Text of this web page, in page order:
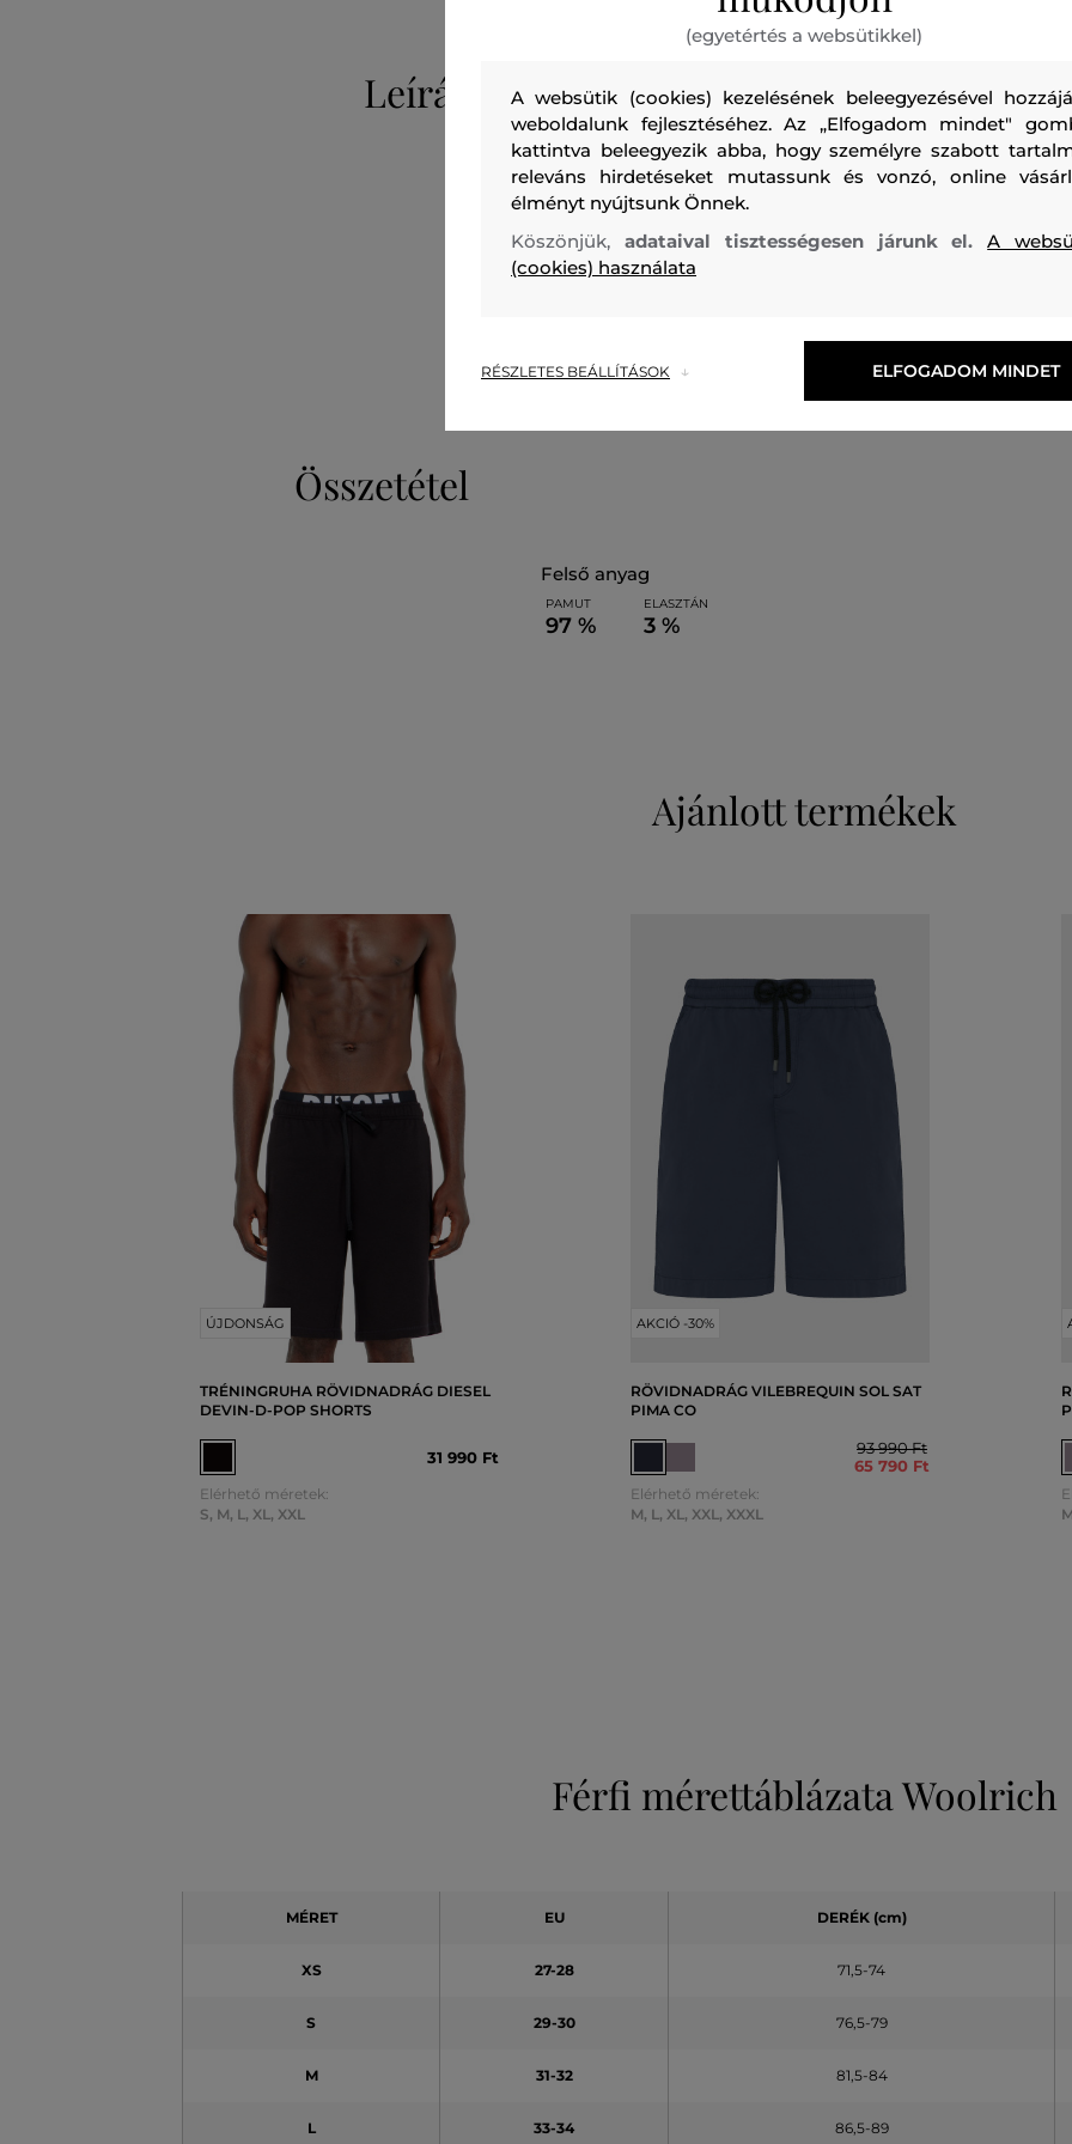
Leírás
Férfi vászon nadrág, amely térd fölötti hosszúságú,
ellátva és rendkívül kényelmes érzést garantál viselés
kialakítást ízléses, márkajelzéssel ellátott, szövetből
tágas oldalsó és hátsó zsebbel. Ez a kellemesen puha és
légáteresztő pamutszövetből készült, sokoldalú darab a
nélkülözhetetlen részévé válik.
Termék kódja0038MRUT3343-324-WA-
Összetétel
felső anyag
PAMUT
97 %
ELASZTÁN
3 %
Ajánlott termékek
ÚJDONSÁG
TRÉNINGRUHA RÖVIDNADRÁG DIESEL
DEVIN-D-POP SHORTS
31 990 Ft
Elérhető méretek:
S, M, L, XL, XXL
AKCIÓ -30%
RÖVIDNADRÁG VILEBREQUIN SOL SAT
PIMA CO
93 990 Ft
65 790 Ft
Elérhető méretek:
M, L, XL, XXL, XXXL
M
Férfi mérettáblázata Woolrich
MÉRET EU DERÉK (cm)
XS 27-28 71,5-74
S 29-30 76,5-79
M 31-32 81,5-84
L 33-34 86,5-89
(egyetértés a websütikkel)
A websütik (cookies) kezelésének beleegyezésével
weboldalunk fejlesztéséhez. Az „Elfogadom mindet"
kattintva beleegyezik abba, hogy személyre szabott
releváns hirdetéseket mutassunk és vonzó, online
élményt nyújtsunk Önnek.
Köszönjük, adataival tisztességesen járunk el.A
(cookies) használata
RÉSZLETES BEÁLLÍTÁSOK ELFOGADOM MINDET